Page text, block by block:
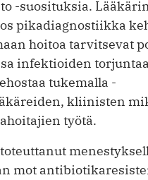
-suosituksia.
pikadiagnostiikka
hoitoa tarvitsevat
infektioiden
tukemalla
kliinisten
työtä.
mot